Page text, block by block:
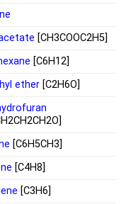
[CH3COOC2H5]
[C6H12]
ether [C2H6O]
[C6H5CH3]
[C4H8]
[C3H6]